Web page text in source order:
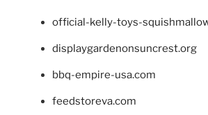
official-kelly-toys-
displaygardenonsuncrest.org
bbq-empire-usa.com
feedstoreva.com